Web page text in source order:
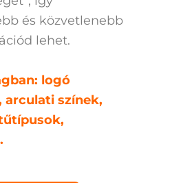
és közvetlenebb
lehet.
logó
arculati színek,